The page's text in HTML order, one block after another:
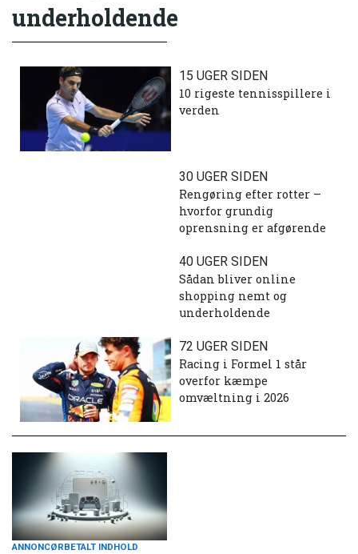
underholdende
15 UGER SIDEN
10 rigeste tennisspillere i
verden
30 UGER SIDEN
Rengøring efter rotter –
hvorfor grundig
oprensning er afgørende
40 UGER SIDEN
Sådan bliver online
shopping nemt og
underholdende
72 UGER SIDEN
Racing i Formel 1 står
overfor kæmpe
omvæltning i 2026
ANNONCØRBETALT INDHOLD